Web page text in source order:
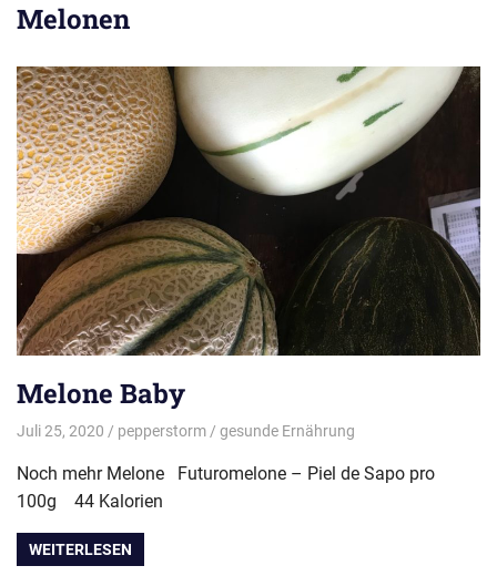
Melonen
Melone Baby
Juli 25, 2020 pepperstorm gesunde Ernährung
Noch mehr Melone Futuromelone – Piel de Sapo pro
100g 44 Kalorien
WEITERLESEN